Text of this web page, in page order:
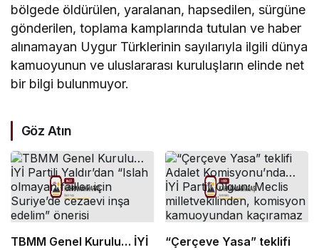
bölgede öldürülen, yaralanan, hapsedilen, sürgüne
gönderilen, toplama kamplarında tutulan ve haber
alınamayan Uygur Türklerinin sayılarıyla ilgili dünya
kamuoyunun ve uluslararası kuruluşların elinde net
bir bilgi bulunmuyor.
Göz Atın
TBMM Genel Kurulu… İYİ
“Çerçeve Yasa” teklifi